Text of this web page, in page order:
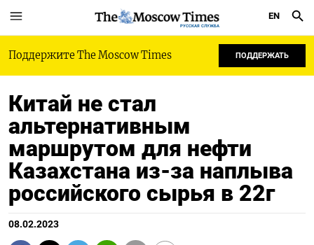
РУССКАЯ СЛУЖБА
EN
Поддержите The Moscow Times ПОДДЕРЖАТЬ
Китай не стал
альтернативным
маршрутом для нефти
Казахстана из-за наплыва
российского сырья в 22г
08.02.2023